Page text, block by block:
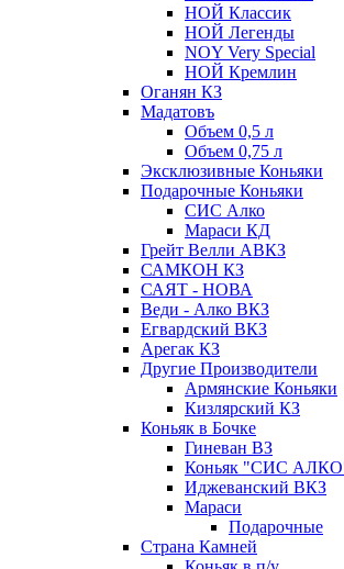
НОЙ Классик
НОЙ Легенды
NOY Very Speсial
НОЙ Кремлин
Оганян КЗ
Мадатовъ
Объем 0,5 л
Объем 0,75 л
Эксклюзивные Коньяки
Подарочные Коньяки
СИС Алко
Мараси КД
Грейт Велли АВКЗ
САМКОН КЗ
САЯТ - НОВА
Веди - Алко ВКЗ
Егвардский ВКЗ
Арегак КЗ
Другие Производители
Армянские Коньяки
Кизлярский КЗ
Коньяк в Бочке
Гиневан ВЗ
Коньяк "СИС
Иджеванский ВКЗ
Мараси
Подарочные
Страна Камней